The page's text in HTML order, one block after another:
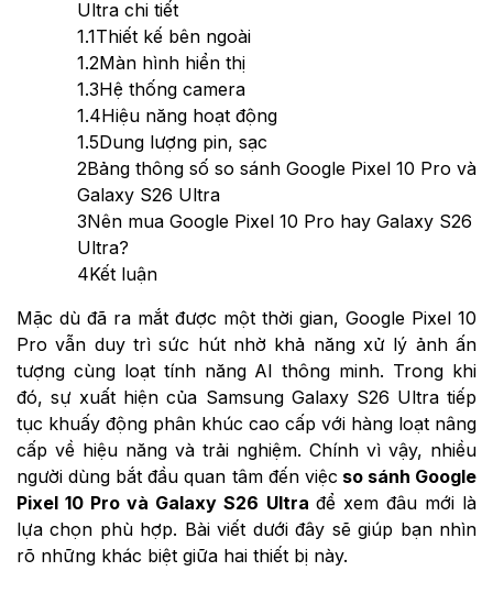
Ultra chi tiết
1.1Thiết kế bên ngoài
1.2Màn hình hiển thị
1.3Hệ thống camera
1.4Hiệu năng hoạt động
1.5Dung lượng pin, sạc
2Bảng thông số so sánh Google Pixel 10 Pro và
Galaxy S26 Ultra
3Nên mua Google Pixel 10 Pro hay Galaxy S26
Ultra?
4Kết luận
Mặc dù đã ra mắt được một thời gian, Google Pixel 10
Pro vẫn duy trì sức hút nhờ khả năng xử lý ảnh ấn
tượng cùng loạt tính năng AI thông minh. Trong khi
đó, sự xuất hiện của Samsung Galaxy S26 Ultra tiếp
tục khuấy động phân khúc cao cấp với hàng loạt nâng
cấp về hiệu năng và trải nghiệm. Chính vì vậy, nhiều
người dùng bắt đầu quan tâm đến việc so sánh Google
Pixel 10 Pro và Galaxy S26 Ultra để xem đâu mới là
lựa chọn phù hợp. Bài viết dưới đây sẽ giúp bạn nhìn
rõ những khác biệt giữa hai thiết bị này.